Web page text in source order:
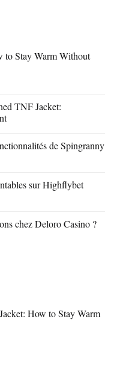
to Stay Warm Without
TNF Jacket:
de Spingranny
sur Highflybet
chez Deloro Casino ?
How to Stay Warm